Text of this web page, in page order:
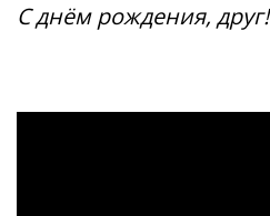
С днём рождения, друг!